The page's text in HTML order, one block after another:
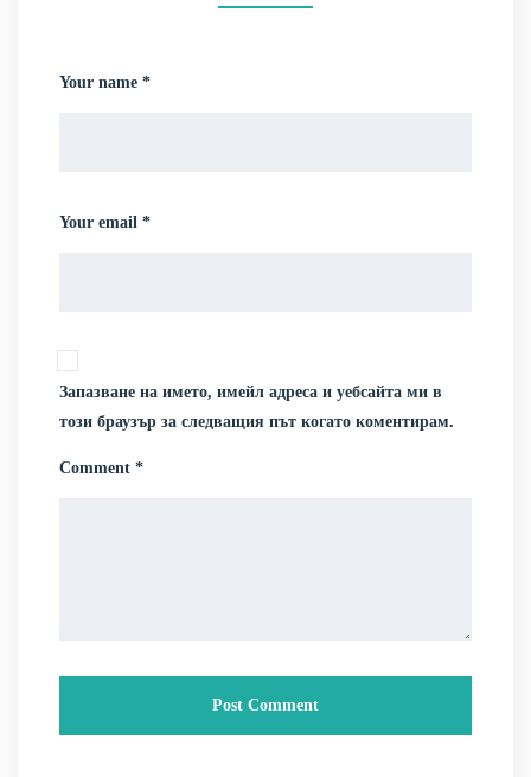
Your name *
Your email *
Запазване на името, имейл адреса и уебсайта ми в
този браузър за следващия път когато коментирам.
Comment *